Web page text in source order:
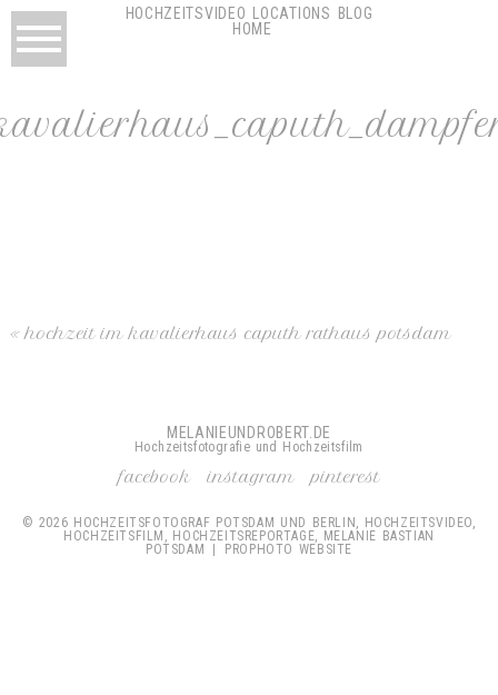
HOCHZEITSVIDEO LOCATIONS
BLOG
HOME
« hochzeit im kavalierhaus caputh rathaus potsdam
MELANIEUNDROBERT.DE
Hochzeitsfotografie und Hochzeitsfilm
facebook instagram pinterest
© 2026 HOCHZEITSFOTOGRAF POTSDAM UND BERLIN, HOCHZEITSVIDEO,
HOCHZEITSFILM, HOCHZEITSREPORTAGE, MELANIE BASTIAN
POTSDAM
| PROPHOTO WEBSITE